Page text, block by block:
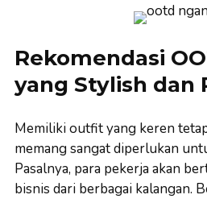
Rekomendasi
yang Stylish dan
Memiliki outfit yang keren
memang sangat diperlukan
Pasalnya, para pekerja akan
bisnis dari berbagai kalangan.